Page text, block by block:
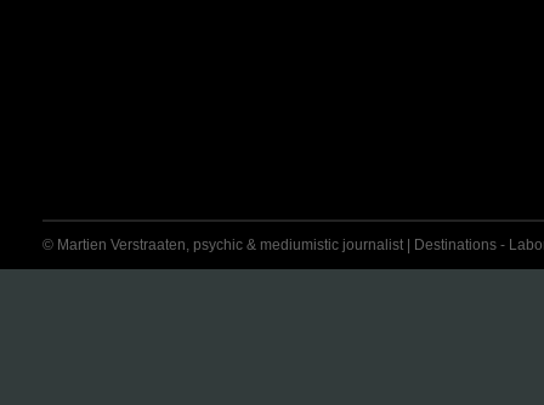
© Martien Verstraaten, psychic & mediumistic journalist | Destinations -